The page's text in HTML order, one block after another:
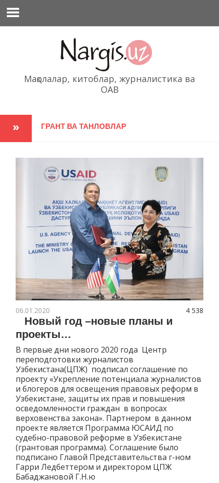
содержимому
Мақолалар, китоблар, журналистика ва
ОАВ
ГРАНТ ВА ТАНЛОВЛАР
4 538
06.01.2020
Новый год –новые планы и
проекты…
В первые дни нового 2020 года Центр
переподготовки журналистов
Узбекистана(ЦПЖ) подписал соглашение по
проекту «Укрепление потенциала журналистов
и блогеров для освещения правовых реформ в
Узбекистане, защиты их прав и повышения
осведомленности граждан в вопросах
верховенства закона». Партнером в данном
проекте является Программа ЮСАИД по
судебно-правовой реформе в Узбекистане
(грантовая программа). Соглашение было
подписано Главой Представительства г-ном
Гарри Ледбеттером и директором ЦПЖ
Бабаджановой Г.Н.ю